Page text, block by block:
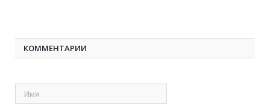
КОММЕНТАРИИ